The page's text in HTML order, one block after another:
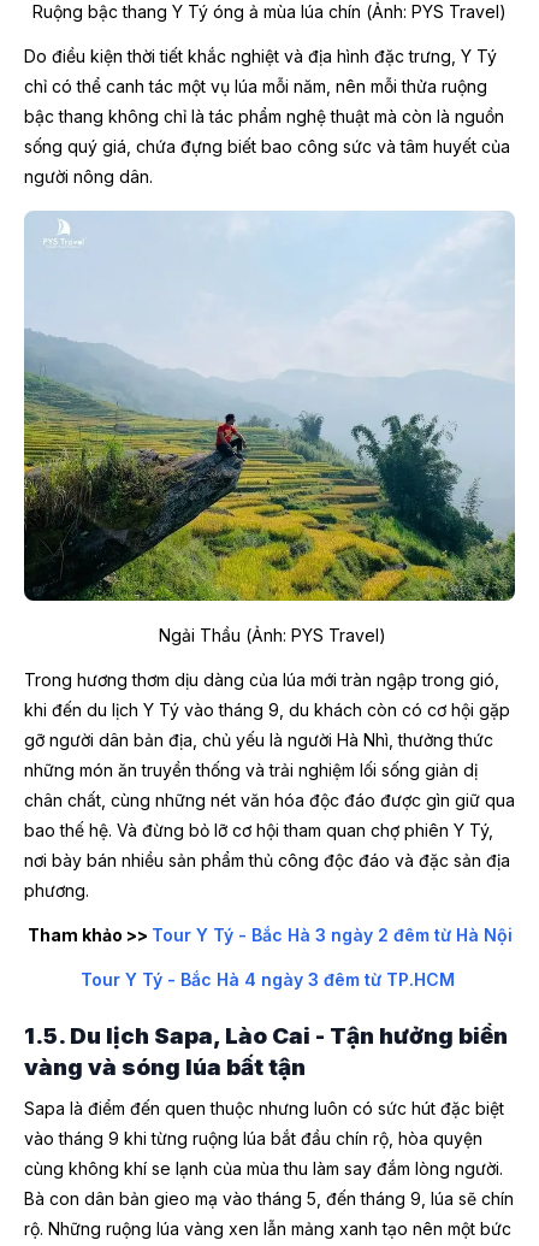
Ruộng bậc thang Y Tý óng ả mùa lúa chín (Ảnh: PYS Travel)
Do điều kiện thời tiết khắc nghiệt và địa hình đặc trưng, Y Tý
chỉ có thể canh tác một vụ lúa mỗi năm, nên mỗi thửa ruộng
bậc thang không chỉ là tác phẩm nghệ thuật mà còn là nguồn
sống quý giá, chứa đựng biết bao công sức và tâm huyết của
người nông dân.
Ngải Thầu (Ảnh: PYS Travel)
Trong hương thơm dịu dàng của lúa mới tràn ngập trong gió,
khi đến du lịch Y Tý vào tháng 9, du khách còn có cơ hội gặp
gỡ người dân bản địa, chủ yếu là người Hà Nhì, thưởng thức
những món ăn truyền thống và trải nghiệm lối sống giản dị
chân chất, cùng những nét văn hóa độc đáo được gìn giữ qua
bao thế hệ. Và đừng bỏ lỡ cơ hội tham quan chợ phiên Y Tý,
nơi bày bán nhiều sản phẩm thủ công độc đáo và đặc sản địa
phương.
Tham khảo >> Tour Y Tý - Bắc Hà 3 ngày 2 đêm từ Hà Nội
Tour Y Tý - Bắc Hà 4 ngày 3 đêm từ TP.HCM
1.5. Du lịch Sapa, Lào Cai - Tận hưởng biển
vàng và sóng lúa bất tận
Sapa là điểm đến quen thuộc nhưng luôn có sức hút đặc biệt
vào tháng 9 khi từng ruộng lúa bắt đầu chín rộ, hòa quyện
cùng không khí se lạnh của mùa thu làm say đắm lòng người.
Bà con dân bản gieo mạ vào tháng 5, đến tháng 9, lúa sẽ chín
rộ. Những ruộng lúa vàng xen lẫn mảng xanh tạo nên một bức